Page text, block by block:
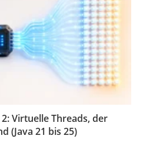
Virtuelle Threads, der
(Java 21 bis 25)